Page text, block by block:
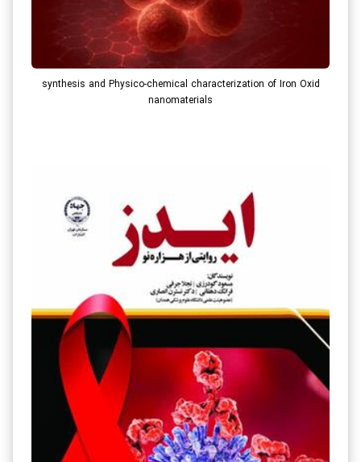
synthesis and Physico-chemical characterization of Iron Oxid
nanomaterials